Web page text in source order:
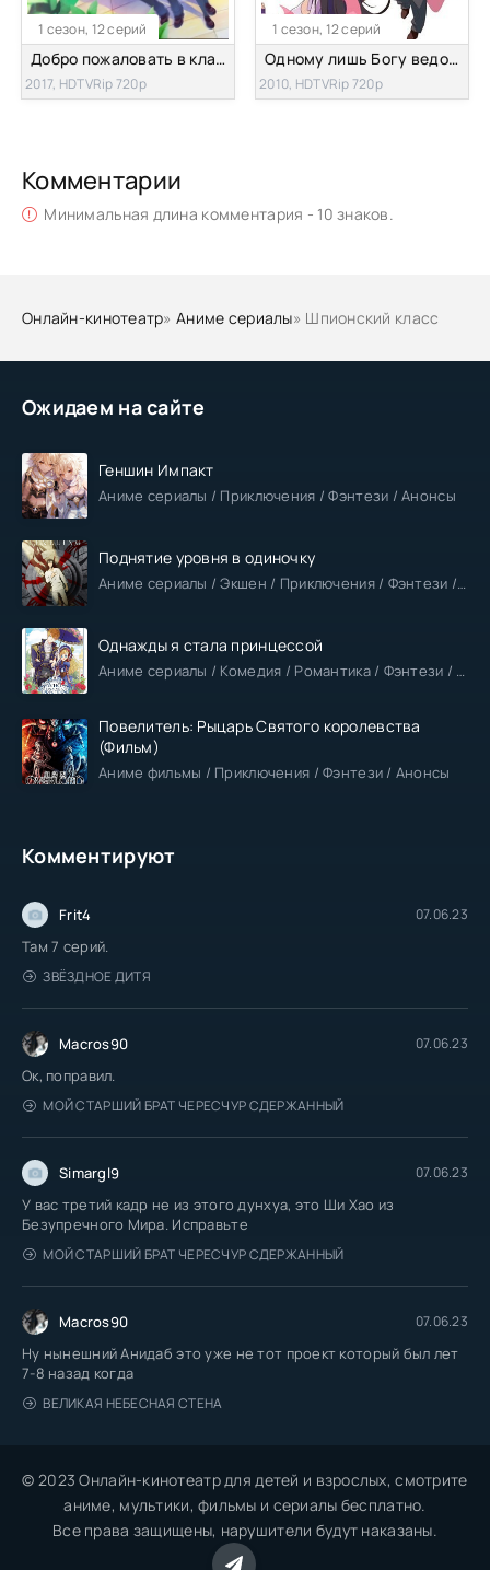
Ожидаем на сайте
Геншин Импакт
Аниме сериалы / Приключения / Фэнтези / Анонсы
Поднятие уровня в одиночку
Аниме сериалы / Экшен / Приключения / Фэнтези / Анонсы
Однажды я стала принцессой
Аниме сериалы / Комедия / Романтика / Фэнтези / Анонсы
Повелитель: Рыцарь Святого королевства
(Фильм)
Аниме фильмы / Приключения / Фэнтези / Анонсы
Комментируют
Frit4 07.06.23
Там 7 серий.
ЗВЁЗДНОЕ ДИТЯ
Macros90 07.06.23
Ок, поправил.
МОЙ СТАРШИЙ БРАТ ЧЕРЕСЧУР СДЕРЖАННЫЙ
Simargl9 07.06.23
У вас третий кадр не из этого дунхуа, это Ши Хао из
Безупречного Мира. Исправьте
МОЙ СТАРШИЙ БРАТ ЧЕРЕСЧУР СДЕРЖАННЫЙ
Macros90 07.06.23
Ну нынешний Анидаб это уже не тот проект который был лет
7-8 назад когда
ВЕЛИКАЯ НЕБЕСНАЯ СТЕНА
1 сезон, 12 серий
Добро пожаловать в класс превосходства
2017, HDTVRip 720p
1 сезон, 12 серий
Одному лишь Богу ведомый мир [ТВ-1]
2010, HDTVRip 720p
Комментарии
Минимальная длина комментария - 10 знаков.
Онлайн-кинотеатр»Аниме сериалы» Шпионский класс
© 2023 Онлайн-кинотеатр для детей и взрослых, смотрите
аниме, мультики, фильмы и сериалы бесплатно.
Все права защищены, нарушители будут наказаны.